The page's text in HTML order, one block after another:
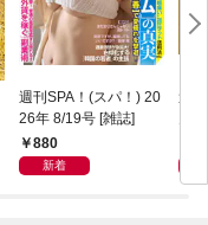
週刊SPA！(スパ！) 20
26年 8/19号 [雑誌]
880
新着
週